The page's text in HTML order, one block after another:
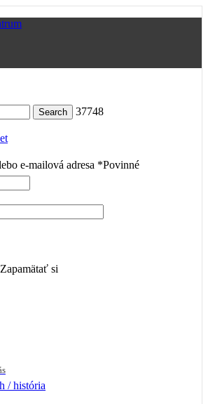
Search
37748
e-mailová adresa *Povinné
Zapamätať si
/ história